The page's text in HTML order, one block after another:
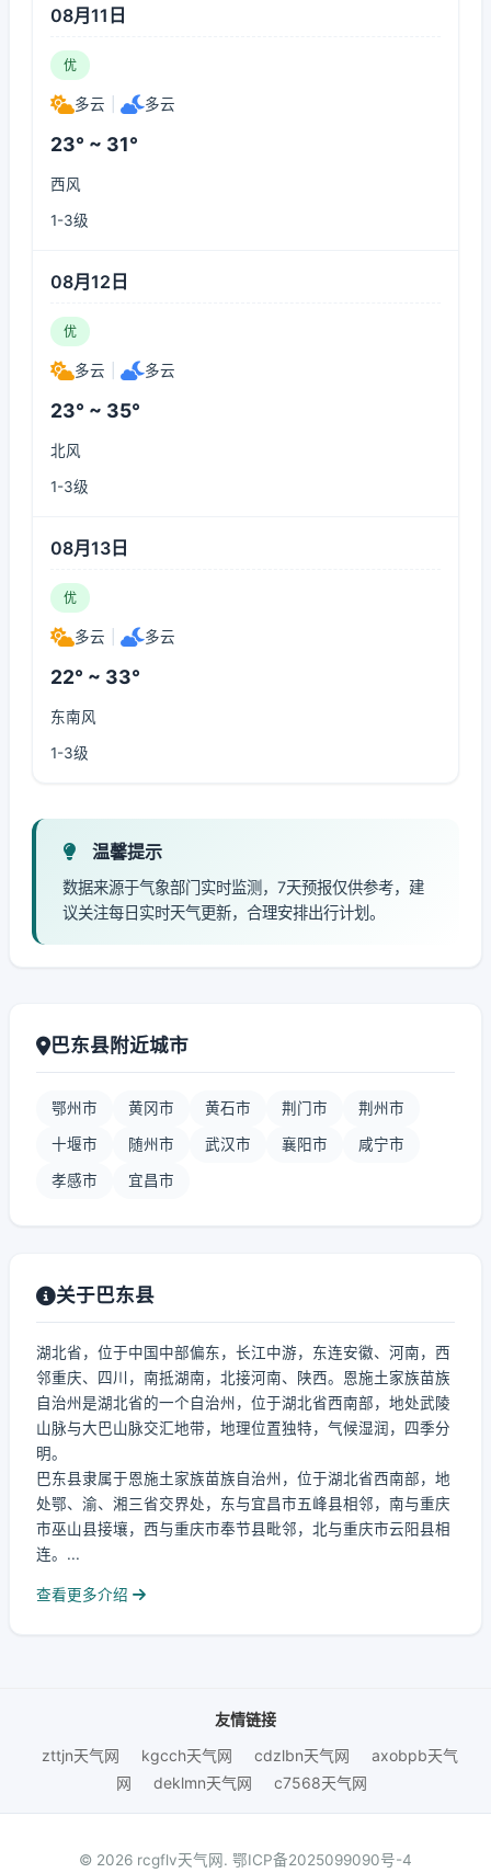
08月11日
优
多云 多云
23° ~ 31°
西风
1-3级
08月12日
优
多云 多云
23° ~ 35°
北风
1-3级
08月13日
优
多云 多云
22° ~ 33°
东南风
1-3级
温馨提示
数据来源于气象部门实时监测，7天预报仅供参考，建
议关注每日实时天气更新，合理安排出行计划。
巴东县附近城市
鄂州市 黄冈市 黄石市 荆门市 荆州市
十堰市 随州市 武汉市 襄阳市 咸宁市
孝感市 宜昌市
关于巴东县
湖北省，位于中国中部偏东，长江中游，东连安徽、河南，西
邻重庆、四川，南抵湖南，北接河南、陕西。恩施土家族苗族
自治州是湖北省的一个自治州，位于湖北省西南部，地处武陵
山脉与大巴山脉交汇地带，地理位置独特，气候湿润，四季分
明。
巴东县隶属于恩施土家族苗族自治州，位于湖北省西南部，地
处鄂、渝、湘三省交界处，东与宜昌市五峰县相邻，南与重庆
市巫山县接壤，西与重庆市奉节县毗邻，北与重庆市云阳县相
连。...
查看更多介绍
友情链接
zttjn天气网
kgcch天气网 cdzlbn天气网
axobpb天气
网
deklmn天气网 c7568天气网
© 2026 rcgflv天气网. 鄂ICP备2025099090号-4